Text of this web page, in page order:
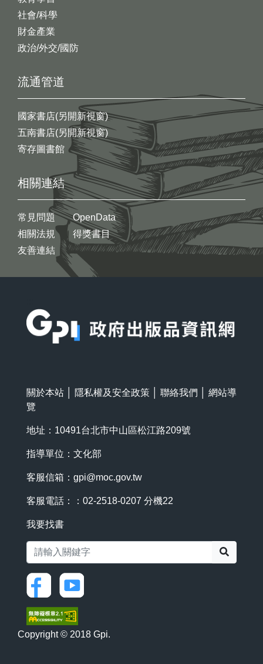
社會/科學
財金產業
政治/外交/國防
流通管道
國家書店(另開新視窗)
五南書店(另開新視窗)
寄存圖書館
相關連結
常見問題
相關法規
友善連結
OpenData
得獎書目
關於本站 隱私權及安全政策 聯絡我們
網站導
覽
地址：10491台北市中山區松江路209號
指導單位：文化部
客服信箱： gpi@moc.gov.tw
客服電話：：02-2518-0207 分機22
我要找書
Copyright © 2018 Gpi.